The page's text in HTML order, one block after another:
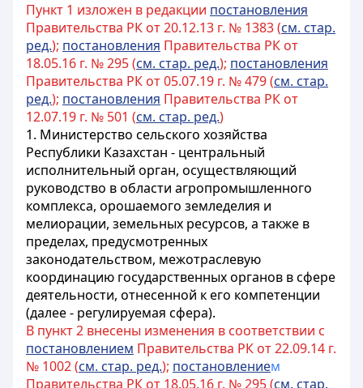
Пункт 1 изложен в редакции постановления
Правительства РК от 20.12.13 г. № 1383 (см. стар.
ред.); постановления Правительства РК от
18.05.16 г. № 295 (см. стар. ред.); постановления
Правительства РК от 05.07.19 г. № 479 (см. стар.
ред.); постановления Правительства РК от
12.07.19 г. № 501 (см. стар. ред.)
1. Министерство сельского хозяйства
Республики Казахстан - центральный
исполнительный орган, осуществляющий
руководство в области агропромышленного
комплекса, орошаемого земледелия и
мелиорации, земельных ресурсов, а также в
пределах, предусмотренных
законодательством, межотраслевую
координацию государственных органов в сфере
деятельности, отнесенной к его компетенции
(далее - регулируемая сфера).
В пункт 2 внесены изменения в соответствии с
постановлением Правительства РК от 22.09.14 г.
№ 1002 (см. стар. ред.); постановлением
Правительства РК от 18.05.16 г. № 295 (см. стар.